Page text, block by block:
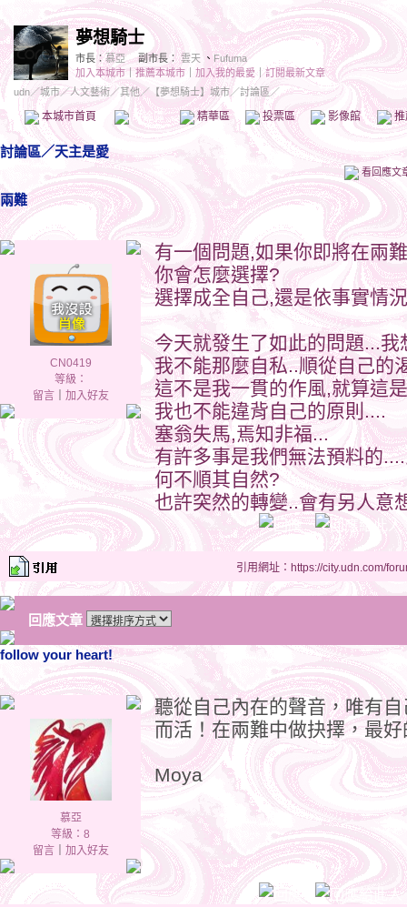
夢想騎士
市長：慕亞 副市長： 雲天 、Fufuma
加入本城市｜推薦本城市 加入我的最愛｜訂閱最新文章
udn／城市／人文藝術／其他／ 【夢想騎士】城市／討論區／
本城市首頁 討論區 精華區 投票區 影像館 推
討論區／天主是愛
看回應文
兩難
CN0419
等級：
留言｜ 加入好友
有一個問題,如果你即將在兩
你會怎麼選擇?
選擇成全自己,還是依事實情
今天就發生了如此的問題...我
我不能那麼自私..順從自己的
這不是我一貫的作風,就算這
我也不能違背自己的原則....
塞翁失馬,焉知非福...
有許多事是我們無法預料的
何不順其自然?
也許突然的轉變..會有另人意
引用網址：https://city.udn.com/
回應文章
follow your heart!
慕亞
等級：8
留言｜ 加入好友
聽從自己內在的聲音，唯有
而活！在兩難中做抉擇，最
Moya